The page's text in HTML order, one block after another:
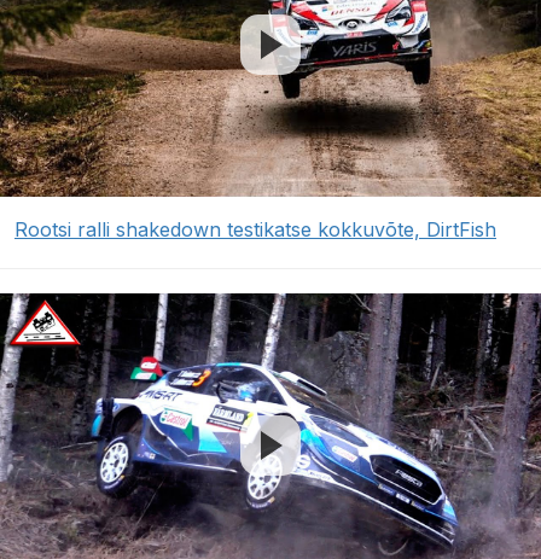
Rootsi ralli shakedown testikatse kokkuvõte, DirtFish